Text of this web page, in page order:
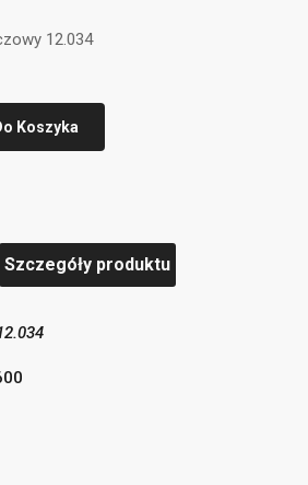
by zapisać produkty na swojej
12.034
Koszyka
Szczegóły produktu